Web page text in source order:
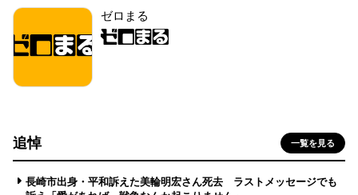
ゼロまる
追悼 一覧を見る
長崎市出身・平和訴えた美輪明宏さん死去 ラストメッセージでも